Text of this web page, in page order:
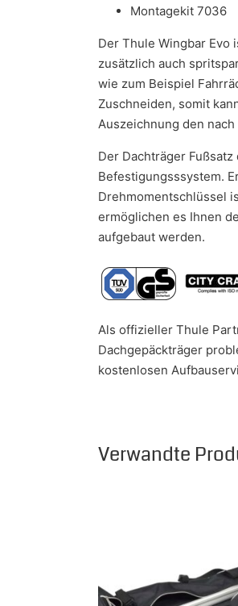
Montagekit 7036
Der Thule Wingbar
zusätzlich auch
wie zum Beispiel
Zuschneiden, somit
Auszeichnung den
Der Dachträger
Befestigungsssystem.
Drehmomentschlüssel
ermöglichen es Ihnen
aufgebaut werden.
Als offizieller Thule
Dachgepäckträger
kostenlosen
Verwandte